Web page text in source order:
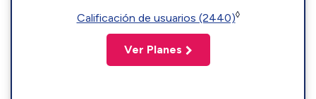
Calificación de usuarios (2440)◊
Ver Planes